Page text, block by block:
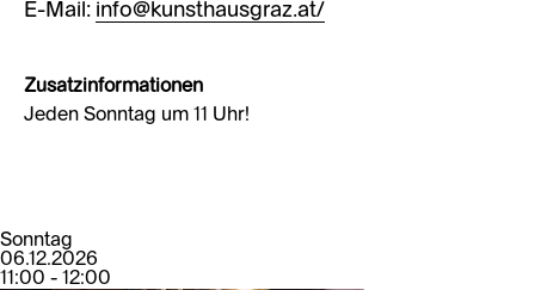
E-Mail: info@kunsthausgraz.at/
Zusatzinformationen
Jeden Sonntag um 11 Uhr!
Sonntag
06.12.2026
11:00 - 12:00